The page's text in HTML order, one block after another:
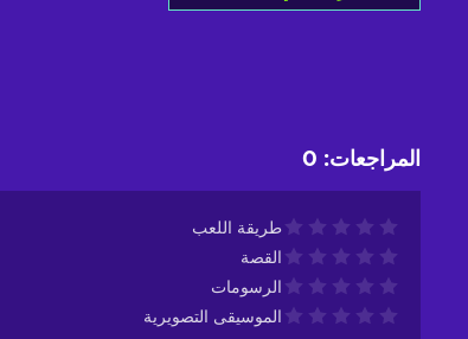
المراجعات:
0
طريقة اللعب
القصة
الرسومات
الموسيقى التصويرية